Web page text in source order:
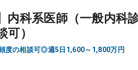
内科系医師（一般内
）
度の相談可◎週5日1,600～1,800万円